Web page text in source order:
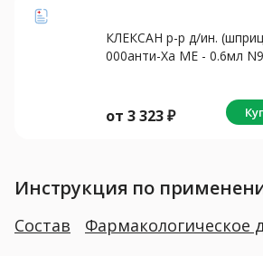
КЛЕКСАН р-р д/ин.
000анти-Ха МЕ - 0.6мл N9
от 3 323₽
Инструкция по
Состав Фармакологическое